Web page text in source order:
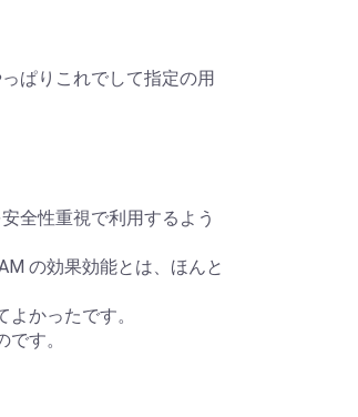
ぱりこれでして指定の用
全性重視で利用するよう
の効果効能とは、ほんと
かったです。
す。